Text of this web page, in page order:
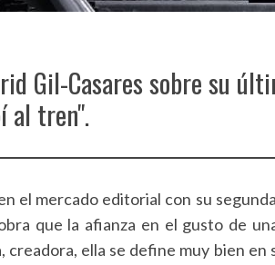
Gil-Casares sobre su
al tren".
el mercado editorial con su
que la afianza en el gusto de
creadora, ella se define muy bien en